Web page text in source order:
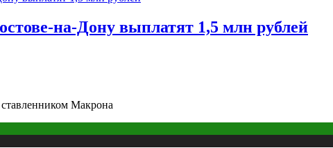
на-Дону выплатят 1,5 млн рублей
Макрона